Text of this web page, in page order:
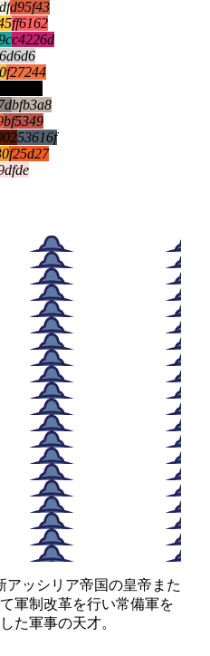
d95f43
ff6162
c4226d
f27244
bfb3a8
bf5349
53616f
f25d27
アッシリア帝国の皇帝また
軍制改革を行い常備軍を
た軍事の天才。